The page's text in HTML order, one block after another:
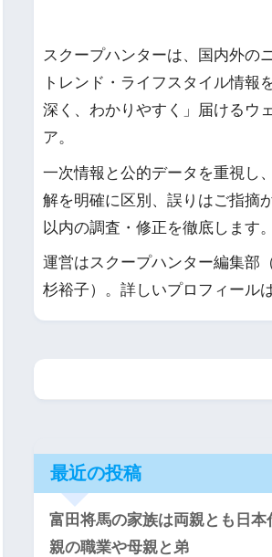
スクープハンターは、国内外の
トレンド・ライフスタイル情報
深く、わかりやすく」届けるウ
ア。
一次情報と公的データを重視し
解を明確に区別、誤りはご指摘
以内の調査・修正を徹底します。
運営はスクープハンター編集部
杉裕子）。詳しいプロフィール
最近の投稿
富田将馬の家族は両親とも日本
親の職業や母親と弟